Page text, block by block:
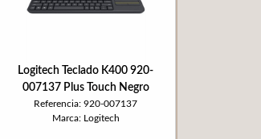
Logitech Teclado K400 920-
007137 Plus Touch Negro
Referencia: 920-007137
Marca: Logitech